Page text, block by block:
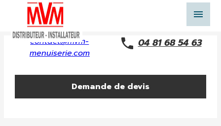
menu
contact@mvm-
menuiserie.com
04 81 68 54 63
Demande de devis
Panneau de gestion des cookies